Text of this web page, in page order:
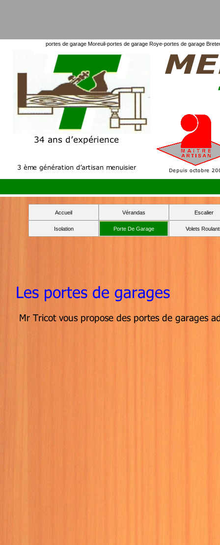
portes de garage Moreuil-portes de garage Roye-portes de garage
Accueil Vérandas Escalier
Isolation Porte De Garage Volets